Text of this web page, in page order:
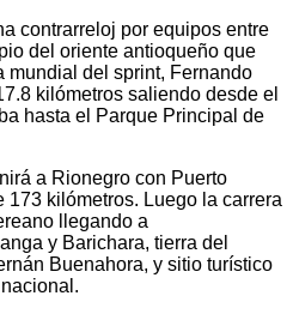
contrarreloj por equipos entre
del oriente antioqueño que
mundial del sprint, Fernando
kilómetros saliendo desde el
hasta el Parque Principal de
a Rionegro con Puerto
173 kilómetros. Luego la carrera
llegando a
y Barichara, tierra del
Buenahora, y sitio turístico